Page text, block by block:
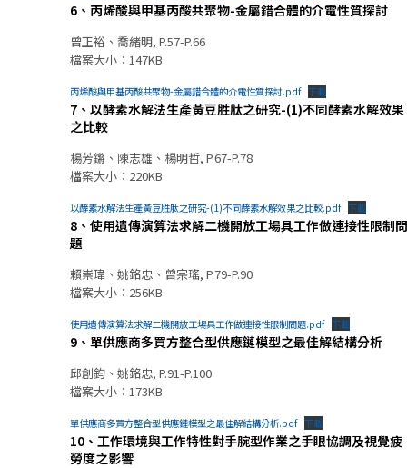
6、丙烯酸與甲基丙酸共聚物-金屬錯合體的介電性質探討
曾正裕、喬緒明, P.57-P.66
檔案大小：147KB
丙烯酸與甲基丙酸共聚物-金屬錯合體的介電性質探討.pdf 下載
7、以酵素水解法生產黃豆胜肽之研究-(1)不同酵素水解效果
之比較
楊芳鏘、陳志雄、楊明哲, P.67-P.78
檔案大小：220KB
以酵素水解法生產黃豆胜肽之研究-(1)不同酵素水解效果之比較.pdf 下載
8、使用遺傳演算法求解二機開放工場具工作做連接性限制問
題
賴崇瑋、姚銘忠、曾宗瑤, P.79-P.90
檔案大小：256KB
使用遺傳演算法求解二機開放工場具工作做連接性限制問題.pdf 下載
9、單供應商多買方整合型供應鏈模型之最佳解結構分析
邱創鈞、姚銘忠, P.91-P.100
檔案大小：173KB
單供應商多買方整合型供應鏈模型之最佳解結構分析.pdf 下載
10、工作環境與工作特性對手腕型作業之手眼協調及視覺疲
勞度之影響